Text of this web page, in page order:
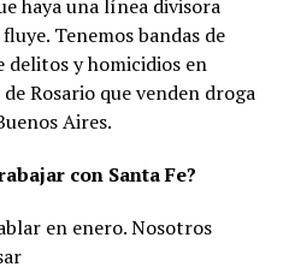
haya una línea divisora
Tenemos bandas de
delitos y homicidios en
Rosario que venden droga
Aires.
con Santa Fe?
en enero. Nosotros